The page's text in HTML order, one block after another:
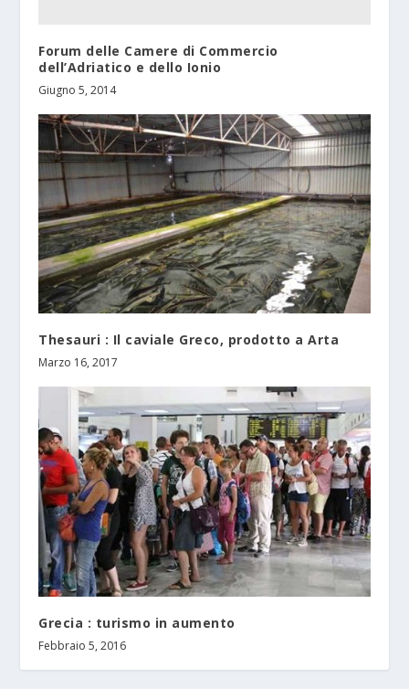
Forum delle Camere di Commercio
dell’Adriatico e dello Ionio
Giugno 5, 2014
Thesauri : Il caviale Greco, prodotto a Arta
Marzo 16, 2017
Grecia : turismo in aumento
Febbraio 5, 2016